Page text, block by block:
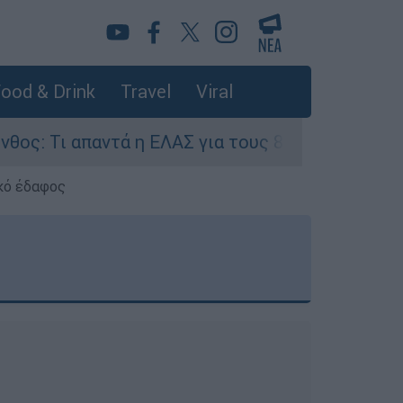
& Drink Travel Viral
απαντά η ΕΛΑΣ για τους 8 βιασμούς
έδαφος